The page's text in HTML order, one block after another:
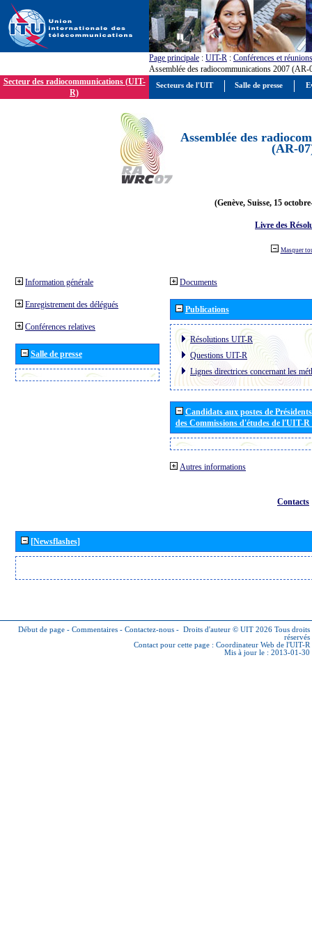
Page principale : UIT-R : Conférences et réunions
Assemblée des radiocommunications 2007 (AR-
Secteur des radiocommunications (UIT-
R)
Assemblée des
(AR-
(Genève, Suisse, 15
Livre des
Masquer
Information générale
Enregistrement des délégués
Conférences relatives
Salle de presse
Documents
Publications
Résolutions UIT-R
Questions UIT-R
Lignes directrices concernant les
Candidats aux postes de
des Commissions d'études de l'UIT-
Autres informations
Contacts
[Newsflashes]
Début de page - Commentaires - Contactez-nous - Droits d'auteur © UIT 2026 Tous droits
réservés
Contact pour cette page : Coordinateur Web de l'UIT-R
Mis à jour le : 2013-01-30
Secteurs de l'UIT Salle de presse